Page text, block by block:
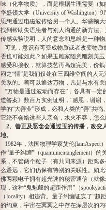
味（化学物质），而是根据生理需要（
华盛顿大学（University of Washington
思想通过电磁波传给另一个人。华盛顿
找到帮助失语患者与别人沟通的新方法
传感实验说明，人的意念和思维是一种
可见，意识有可变成物质或者改变物质
否也可能如此？如果玉雕家随意雕刻美
感受和接收，就算技艺再高超完美，价
闷之“情”是我们仅处在三四维空间的人
关系的。善可以通达万物，凡是与水有
“万物是通过波动而存在”，各具有一
道答案》数百万实例证明，“感恩，谢谢
学的“大善业”形成，必和人类的“善”共
它绝不会给这些人亲合，水火不容，怎
2、善正及恶念会通过玉的传播，改变
地。
1982年，法国物理学家艾伦(lainAspect
作“量子纠缠”（quantumentanglement）
系，不管两个粒子（有共同来源）距离
么遥远，它们仍保有特别的关联性。如此
佛两颗电子拥有超光速的秘密通信（就
现，这种“鬼魅般的超距作用”（
（locality）相违背。量子纠缠证实了“
的约束，宇宙在冥冥之中存在深层次的